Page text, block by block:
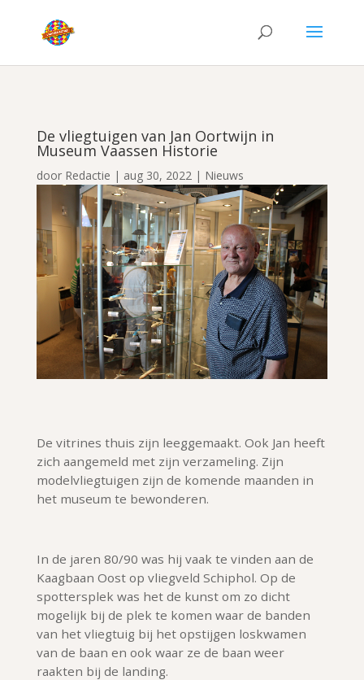
De vliegtuigen van Jan Oortwijn in
Museum Vaassen Historie
door Redactie | aug 30, 2022| Nieuws
De vitrines thuis zijn leeggemaakt. Ook Jan heeft
zich aangemeld met zijn verzameling. Zijn
modelvliegtuigen zijn de komende maanden in
het museum te bewonderen.
In de jaren 80/90 was hij vaak te vinden aan de
Kaagbaan Oost op vliegveld Schiphol. Op de
spottersplek was het de kunst om zo dicht
mogelijk bij de plek te komen waar de banden
van het vliegtuig bij het opstijgen loskwamen
van de baan en ook waar ze de baan weer
raakten bij de landing.